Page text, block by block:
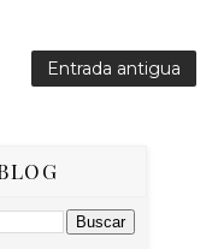
Entrada antigua